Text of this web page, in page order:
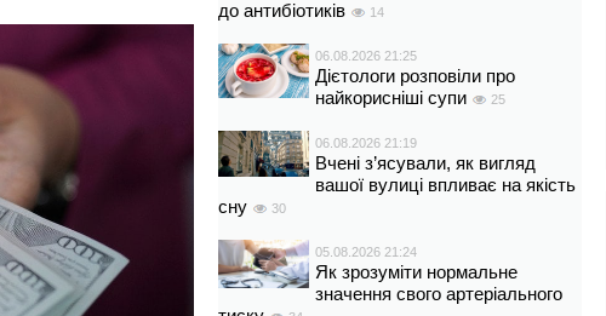
до антибіотиків
14
06.08.2026 21:25
Дієтологи розповіли про
найкорисніші супи
25
06.08.2026 21:19
Вчені з’ясували, як вигляд
вашої вулиці впливає на якість
сну
30
05.08.2026 21:24
Як зрозуміти нормальне
значення свого артеріального